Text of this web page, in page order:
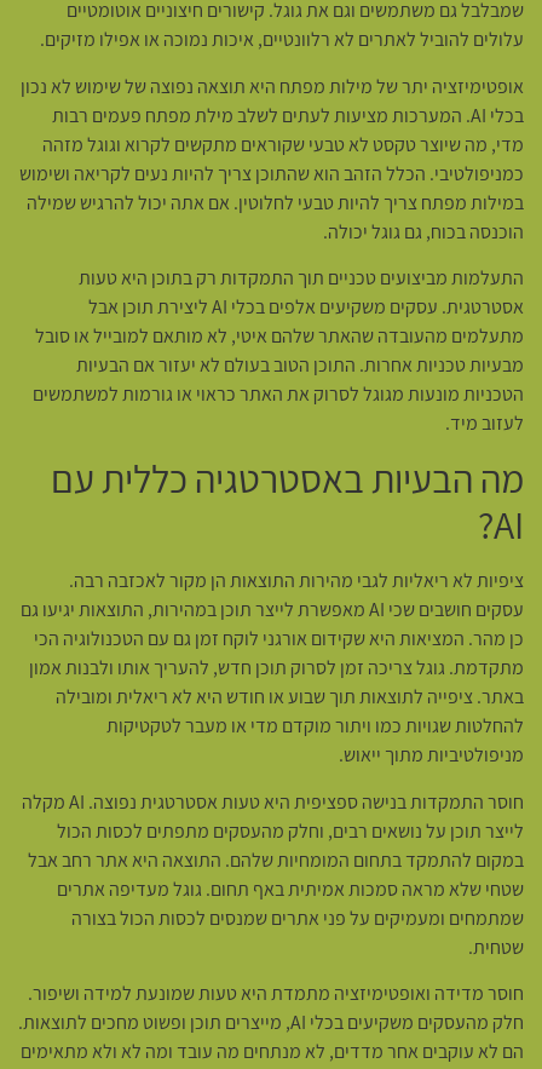
שמבלבל גם משתמשים וגם את גוגל. קישורים חיצוניים אוטומטיים
עלולים להוביל לאתרים לא רלוונטיים, איכות נמוכה או אפילו מזיקים.
אופטימיזציה יתר של מילות מפתח היא תוצאה נפוצה של שימוש לא נכון
בכלי AI. המערכות מציעות לעתים לשלב מילת מפתח פעמים רבות
מדי, מה שיוצר טקסט לא טבעי שקוראים מתקשים לקרוא וגוגל מזהה
כמניפולטיבי. הכלל הזהב הוא שהתוכן צריך להיות נעים לקריאה ושימוש
במילות מפתח צריך להיות טבעי לחלוטין. אם אתה יכול להרגיש שמילה
הוכנסה בכוח, גם גוגל יכולה.
התעלמות מביצועים טכניים תוך התמקדות רק בתוכן היא טעות
אסטרטגית. עסקים משקיעים אלפים בכלי AI ליצירת תוכן אבל
מתעלמים מהעובדה שהאתר שלהם איטי, לא מותאם למובייל או סובל
מבעיות טכניות אחרות. התוכן הטוב בעולם לא יעזור אם הבעיות
הטכניות מונעות מגוגל לסרוק את האתר כראוי או גורמות למשתמשים
לעזוב מיד.
מה הבעיות באסטרטגיה כללית עם
AI?
ציפיות לא ריאליות לגבי מהירות התוצאות הן מקור לאכזבה רבה.
עסקים חושבים שכי AI מאפשרת לייצר תוכן במהירות, התוצאות יגיעו גם
כן מהר. המציאות היא שקידום אורגני לוקח זמן גם עם הטכנולוגיה הכי
מתקדמת. גוגל צריכה זמן לסרוק תוכן חדש, להעריך אותו ולבנות אמון
באתר. ציפייה לתוצאות תוך שבוע או חודש היא לא ריאלית ומובילה
להחלטות שגויות כמו ויתור מוקדם מדי או מעבר לטקטיקות
מניפולטיביות מתוך ייאוש.
חוסר התמקדות בנישה ספציפית היא טעות אסטרטגית נפוצה. AI מקלה
לייצר תוכן על נושאים רבים, וחלק מהעסקים מתפתים לכסות הכול
במקום להתמקד בתחום המומחיות שלהם. התוצאה היא אתר רחב אבל
שטחי שלא מראה סמכות אמיתית באף תחום. גוגל מעדיפה אתרים
שמתמחים ומעמיקים על פני אתרים שמנסים לכסות הכול בצורה
שטחית.
חוסר מדידה ואופטימיזציה מתמדת היא טעות שמונעת למידה ושיפור.
חלק מהעסקים משקיעים בכלי AI, מייצרים תוכן ופשוט מחכים לתוצאות.
הם לא עוקבים אחר מדדים, לא מנתחים מה עובד ומה לא ולא מתאימים